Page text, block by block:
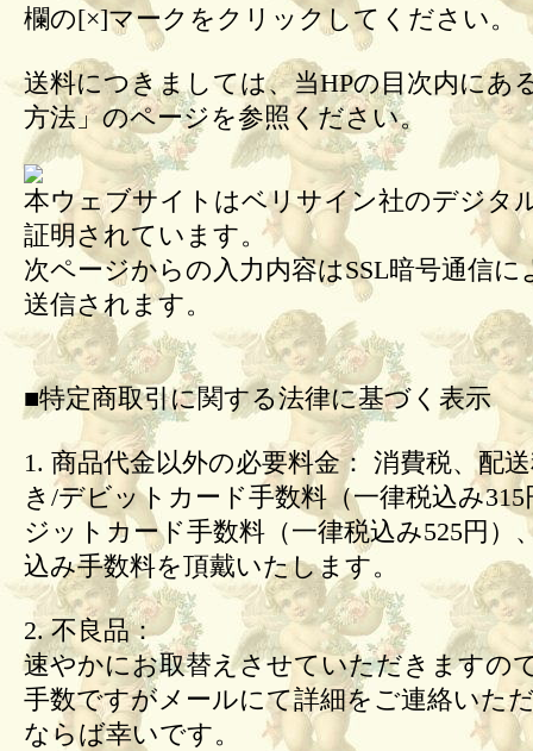
欄の[×]マークをクリックしてください。
送料につきましては、当HPの目次内にあ
方法」のページを参照ください。
本ウェブサイトはベリサイン社のデジタ
証明されています。
次ページからの入力内容はSSL暗号通信に
送信されます。
■特定商取引に関する法律に基づく表示
1. 商品代金以外の必要料金： 消費税、配
き/デビットカード手数料（一律税込み
ジットカード手数料（一律税込み525円）
込み手数料を頂戴いたします。
2. 不良品：
速やかにお取替えさせていただきますの
手数ですがメールにて詳細をご連絡いた
ならば幸いです。